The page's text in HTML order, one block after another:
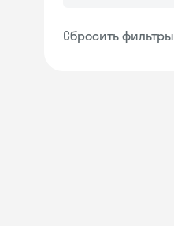
Сбросить фильтры